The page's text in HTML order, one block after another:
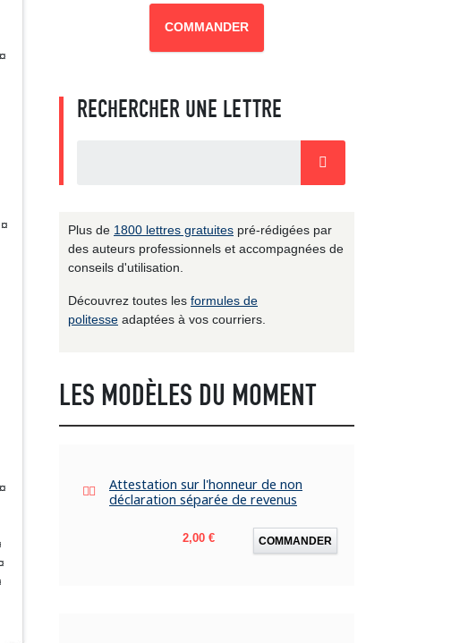
COMMANDER
RECHERCHER UNE LETTRE
Plus de 1800 lettres gratuites pré-rédigées par
des auteurs professionnels et accompagnées de
conseils d'utilisation.
Découvrez toutes les formules de
politesse adaptées à vos courriers.
LES MODÈLES DU MOMENT
Attestation sur l'honneur de non
déclaration séparée de revenus
Prix
2,00 € COMMANDER